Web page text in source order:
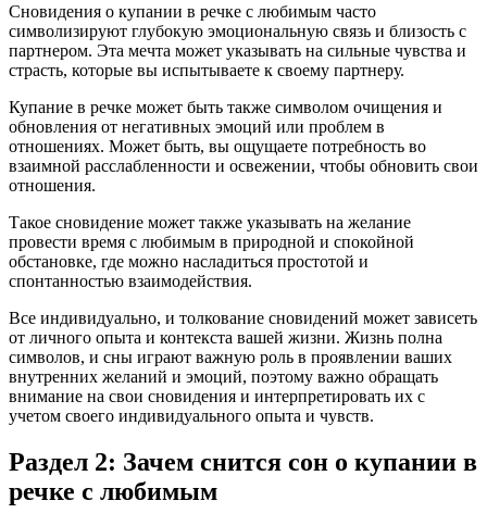
Сновидения о купании в речке с любимым часто
символизируют глубокую эмоциональную связь и близость с
партнером. Эта мечта может указывать на сильные чувства и
страсть, которые вы испытываете к своему партнеру.
Купание в речке может быть также символом очищения и
обновления от негативных эмоций или проблем в
отношениях. Может быть, вы ощущаете потребность во
взаимной расслабленности и освежении, чтобы обновить свои
отношения.
Такое сновидение может также указывать на желание
провести время с любимым в природной и спокойной
обстановке, где можно насладиться простотой и
спонтанностью взаимодействия.
Все индивидуально, и толкование сновидений может зависеть
от личного опыта и контекста вашей жизни. Жизнь полна
символов, и сны играют важную роль в проявлении ваших
внутренних желаний и эмоций, поэтому важно обращать
внимание на свои сновидения и интерпретировать их с
учетом своего индивидуального опыта и чувств.
Раздел 2: Зачем снится сон о купании в
речке с любимым